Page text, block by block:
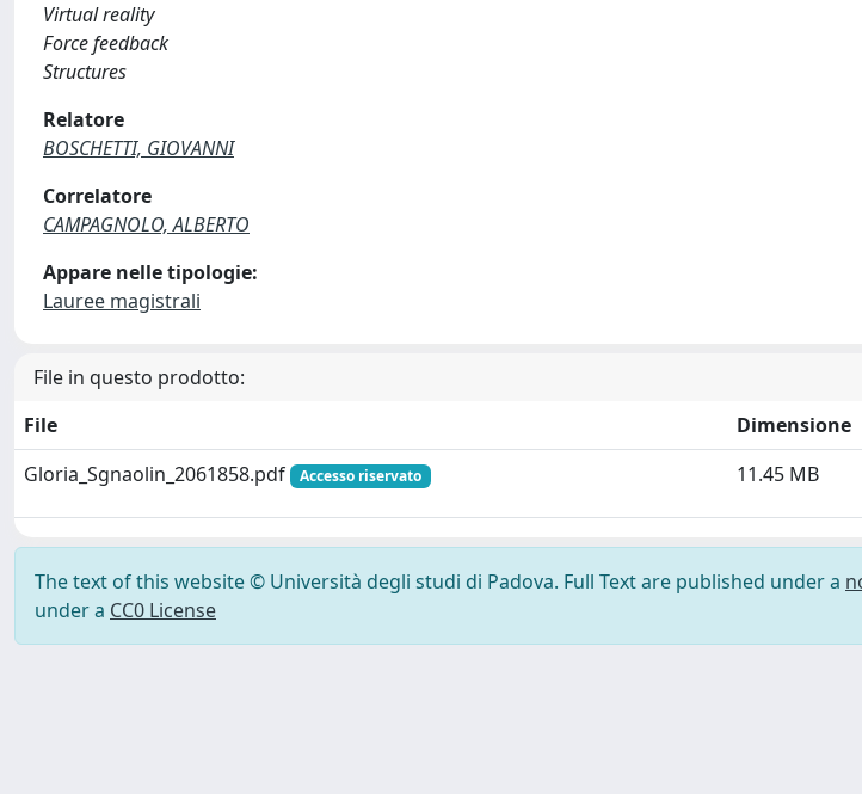
Virtual reality
Force feedback
Structures
Relatore
BOSCHETTI, GIOVANNI
Correlatore
CAMPAGNOLO, ALBERTO
Appare nelle tipologie:
Lauree magistrali
File in questo prodotto:
File
Dimensione
Gloria_Sgnaolin_2061858.pdf
Accesso riservato 11.45 MB
The text of this website © Università degli studi di Padova. Full Text are published under a
under a CC0 License